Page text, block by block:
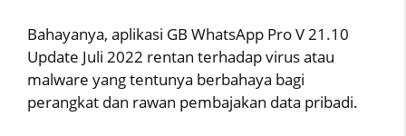
Bahayanya, aplikasi GB WhatsApp Pro V 21.10
Update Juli 2022 rentan terhadap virus atau
malware yang tentunya berbahaya bagi
perangkat dan rawan pembajakan data pribadi.